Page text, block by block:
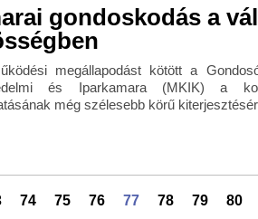
gondoskodás a
megállapodást kötött a
és Iparkamara (MKIK) a
még szélesebb körű
74 75 76 77 78 79 80